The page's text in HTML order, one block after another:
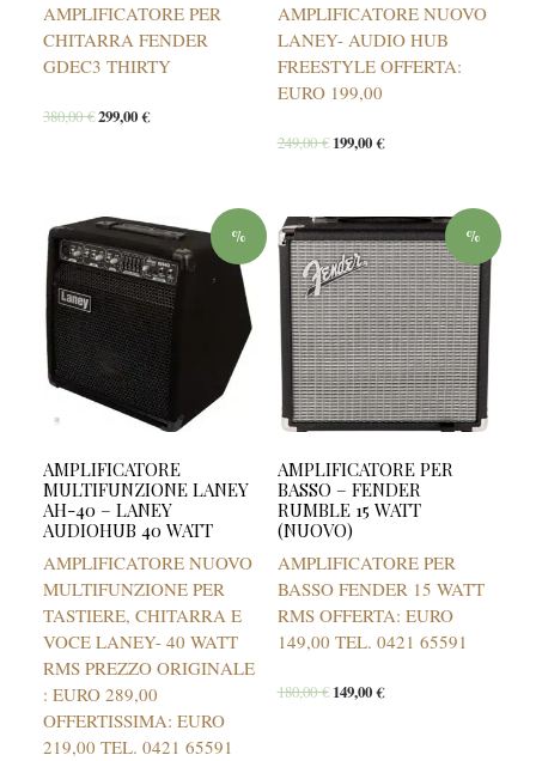
AMPLIFICATORE PER
CHITARRA FENDER
GDEC3 THIRTY
380,00€299,00€
AMPLIFICATORE NUOVO
LANEY- AUDIO HUB
FREESTYLE OFFERTA:
EURO 199,00
249,00€ 199,00€
%
AMPLIFICATORE
MULTIFUNZIONE LANEY
AH-40 – LANEY
AUDIOHUB 40 WATT
AMPLIFICATORE NUOVO
MULTIFUNZIONE PER
TASTIERE, CHITARRA E
VOCE LANEY- 40 WATT
RMS PREZZO ORIGINALE
: EURO 289,00
OFFERTISSIMA: EURO
219,00 TEL. 0421 65591
%
AMPLIFICATORE PER
BASSO – FENDER
RUMBLE 15 WATT
(NUOVO)
AMPLIFICATORE PER
BASSO FENDER 15 WATT
RMS OFFERTA: EURO
149,00 TEL. 0421 65591
180,00€ 149,00€